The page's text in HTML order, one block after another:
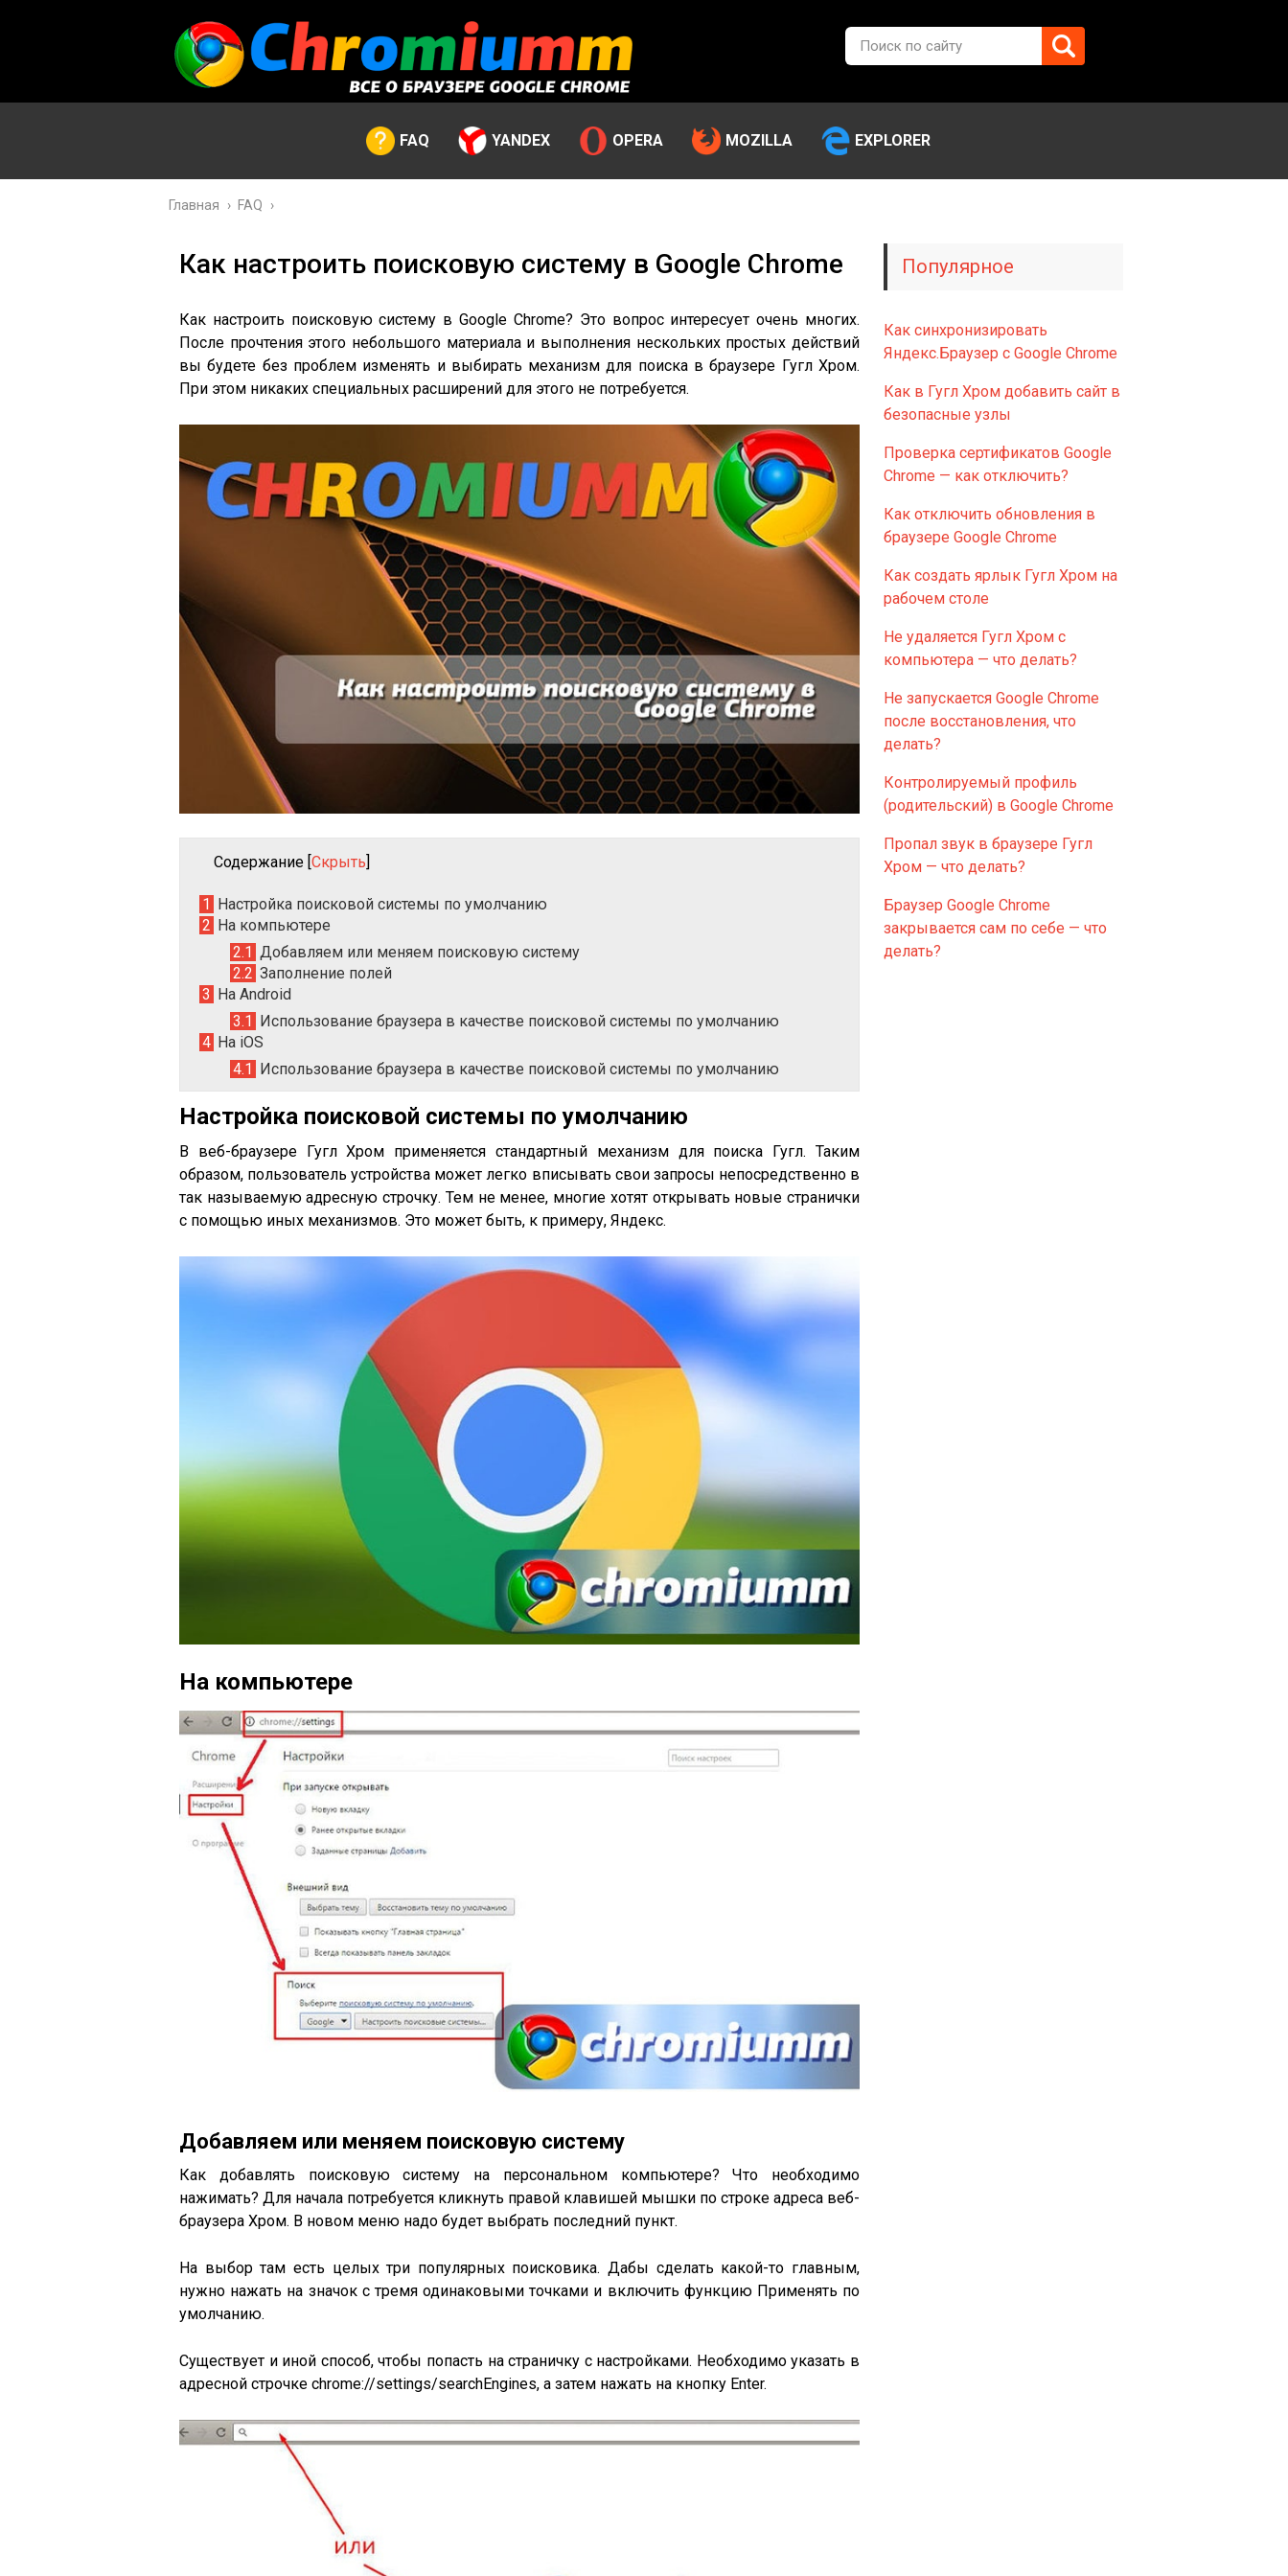
FAQ YANDEX OPERA MOZILLA EXPLORER
Главная › FAQ ›
Как настроить поисковую систему в Google Chrome
Как настроить поисковую систему в Google Chrome? Это вопрос интересует очень многих.
После прочтения этого небольшого материала и выполнения нескольких простых действий
вы будете без проблем изменять и выбирать механизм для поиска в браузере Гугл Хром.
При этом никаких специальных расширений для этого не потребуется.
Содержание [Скрыть]
1 Настройка поисковой системы по умолчанию
2 На компьютере
2.1 Добавляем или меняем поисковую систему
2.2 Заполнение полей
3 На Android
3.1 Использование браузера в качестве поисковой системы по умолчанию
4 На iOS
4.1 Использование браузера в качестве поисковой системы по умолчанию
Настройка поисковой системы по умолчанию
В веб-браузере Гугл Хром применяется стандартный механизм для поиска Гугл. Таким
образом, пользователь устройства может легко вписывать свои запросы непосредственно в
так называемую адресную строчку. Тем не менее, многие хотят открывать новые странички
с помощью иных механизмов. Это может быть, к примеру, Яндекс.
На компьютере
Добавляем или меняем поисковую систему
Как добавлять поисковую систему на персональном компьютере? Что необходимо
нажимать? Для начала потребуется кликнуть правой клавишей мышки по строке адреса веб-
браузера Хром. В новом меню надо будет выбрать последний пункт.
На выбор там есть целых три популярных поисковика. Дабы сделать какой-то главным,
нужно нажать на значок с тремя одинаковыми точками и включить функцию Применять по
умолчанию.
Существует и иной способ, чтобы попасть на страничку с настройками. Необходимо указать в
адресной строчке chrome://settings/searchEngines, а затем нажать на кнопку Enter.
Популярное
Как синхронизировать
Яндекс.Браузер с Google Chrome
Как в Гугл Хром добавить сайт в
безопасные узлы
Проверка сертификатов Google
Chrome — как отключить?
Как отключить обновления в
браузере Google Chrome
Как создать ярлык Гугл Хром на
рабочем столе
Не удаляется Гугл Хром с
компьютера — что делать?
Не запускается Google Chrome
после восстановления, что
делать?
Контролируемый профиль
(родительский) в Google Chrome
Пропал звук в браузере Гугл
Хром — что делать?
Браузер Google Chrome
закрывается сам по себе — что
делать?